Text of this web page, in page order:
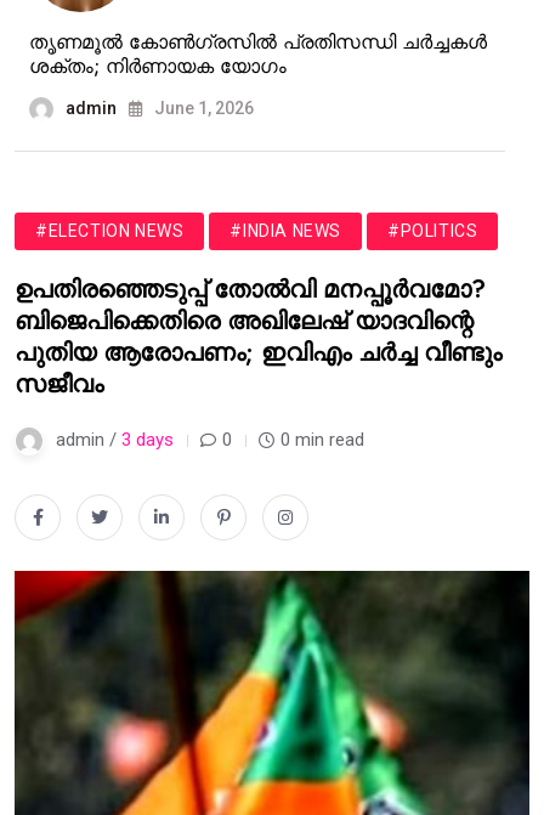
തൃണമൂൽ കോൺഗ്രസിൽ പ്രതിസന്ധി ചർച്ചകൾ
ശക്തം; നിർണായക യോഗം
admin June 1, 2026
#ELECTION NEWS #INDIA NEWS #POLITICS
ഉപതിരഞ്ഞെടുപ്പ് തോൽവി മനപ്പൂർവമോ?
ബിജെപിക്കെതിരെ അഖിലേഷ് യാദവിന്റെ
പുതിയ ആരോപണം; ഇവിഎം ചർച്ച വീണ്ടും
സജീവം
admin / 3 days 0 0 min read